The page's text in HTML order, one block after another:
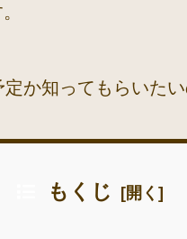
か知ってもらいた
もくじ